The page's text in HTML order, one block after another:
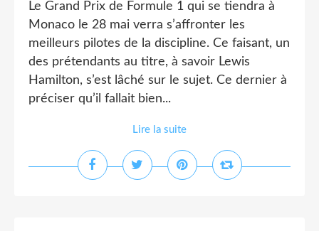
Le Grand Prix de Formule 1 qui se tiendra à
Monaco le 28 mai verra s’affronter les
meilleurs pilotes de la discipline. Ce faisant, un
des prétendants au titre, à savoir Lewis
Hamilton, s’est lâché sur le sujet. Ce dernier à
préciser qu’il fallait bien...
Lire la suite